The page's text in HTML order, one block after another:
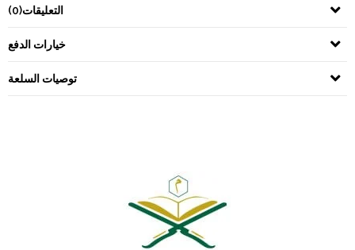
التعليقات(0)
خيارات الدفع
توصيات السلعة